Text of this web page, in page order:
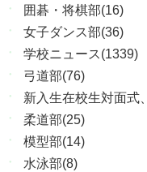
囲碁・将棋部(16)
女子ダンス部(36)
学校ニュース(1339)
弓道部(76)
新入生在校生対面式
柔道部(25)
模型部(14)
水泳部(8)